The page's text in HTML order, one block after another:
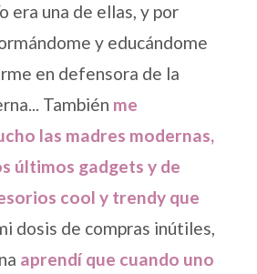
era una de ellas, y por
y educándome
en defensora de la
También me
las madres modernas,
últimos gadgets y de
cool y trendy que
dosis de compras inútiles,
aprendí que cuando uno